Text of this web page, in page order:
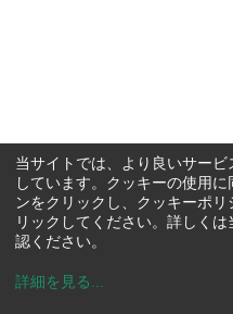
当サイトでは、より良いサー
しています。クッキーの使用
ンをクリックし、クッキーポ
リックしてください。詳しくは
認ください。
詳細を見る ...